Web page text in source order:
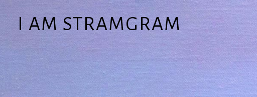
I AM STRAMGRAM